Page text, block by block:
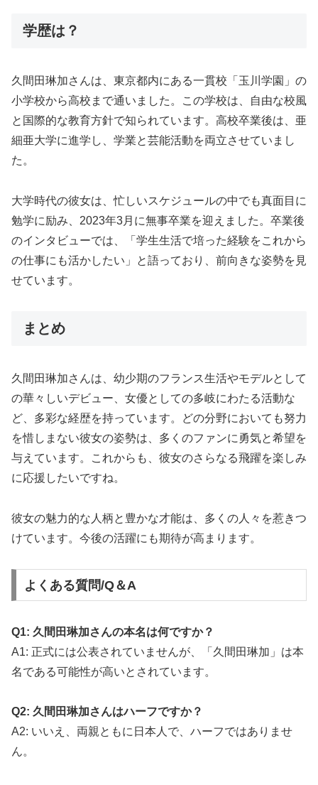
学歴は？
久間田琳加さんは、東京都内にある一貫校「玉川学園」の
小学校から高校まで通いました。この学校は、自由な校風
と国際的な教育方針で知られています。高校卒業後は、亜
細亜大学に進学し、学業と芸能活動を両立させていまし
た。
大学時代の彼女は、忙しいスケジュールの中でも真面目に
勉学に励み、2023年3月に無事卒業を迎えました。卒業後
のインタビューでは、「学生生活で培った経験をこれから
の仕事にも活かしたい」と語っており、前向きな姿勢を見
せています。
まとめ
久間田琳加さんは、幼少期のフランス生活やモデルとして
の華々しいデビュー、女優としての多岐にわたる活動な
ど、多彩な経歴を持っています。どの分野においても努力
を惜しまない彼女の姿勢は、多くのファンに勇気と希望を
与えています。これからも、彼女のさらなる飛躍を楽しみ
に応援したいですね。
彼女の魅力的な人柄と豊かな才能は、多くの人々を惹きつ
けています。今後の活躍にも期待が高まります。
よくある質問/Q＆A
Q1: 久間田琳加さんの本名は何ですか？
A1: 正式には公表されていませんが、「久間田琳加」は本
名である可能性が高いとされています。
Q2: 久間田琳加さんはハーフですか？
A2: いいえ、両親ともに日本人で、ハーフではありませ
ん。